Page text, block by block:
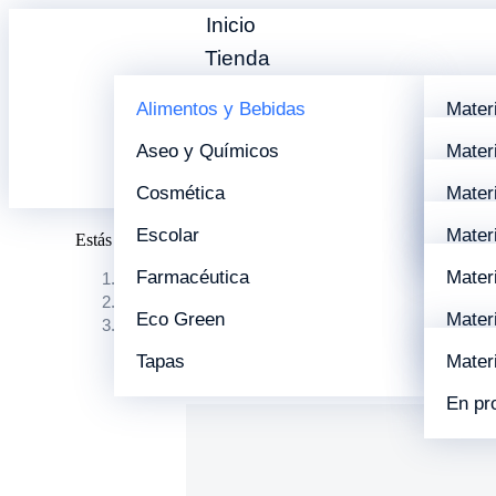
Inicio
Tienda
Alimentos y Bebidas
En
Aseo y Químicos
En
Cosmética
En
Escolar
En
Farmacéutica
Eco Green
Tapas
En
Trabaja con Nosotros
Noticias
Contáctanos
Estás aquí:
Inicio
PET